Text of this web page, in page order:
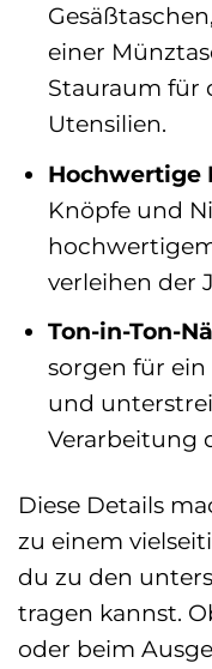
einer
Stauraum für
Utensilien.
Hochwertige
Knöpfe und
verleihen der
Ton-in-Ton-
sorgen für
und
Verarbeitung
Diese Details
zu einem
du zu den
tragen kannst.
oder beim